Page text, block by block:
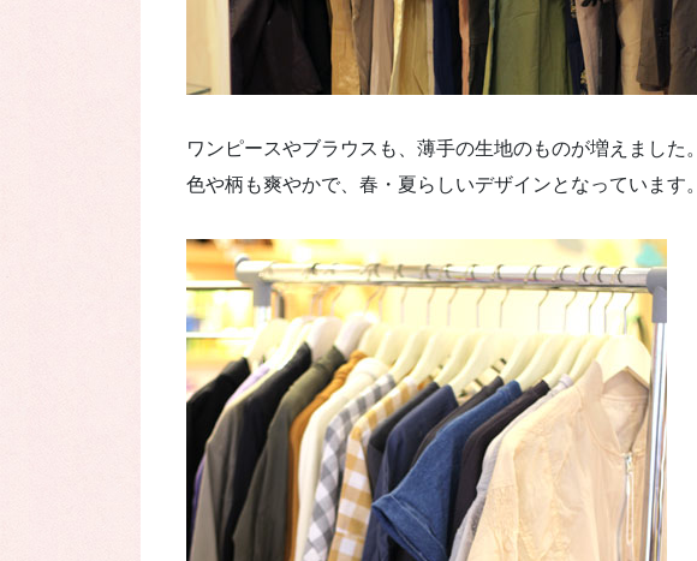
ワンピースやブラウスも、薄手の生地のものが増えました。
色や柄も爽やかで、春・夏らしいデザインとなっています。